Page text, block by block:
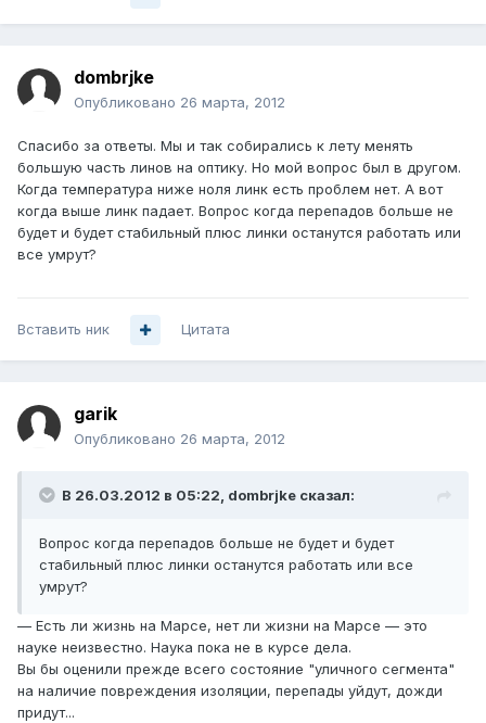
dombrjke
Опубликовано 26 марта, 2012
Спасибо за ответы. Мы и так собирались к лету менять
большую часть линов на оптику. Но мой вопрос был в другом.
Когда температура ниже ноля линк есть проблем нет. А вот
когда выше линк падает. Вопрос когда перепадов больше не
будет и будет стабильный плюс линки останутся работать или
все умрут?
Вставить ник Цитата
garik
Опубликовано 26 марта, 2012
В 26.03.2012 в 05:22, dombrjke сказал:
Вопрос когда перепадов больше не будет и будет
стабильный плюс линки останутся работать или все
умрут?
— Есть ли жизнь на Марсе, нет ли жизни на Марсе — это
науке неизвестно. Наука пока не в курсе дела.
Вы бы оценили прежде всего состояние "уличного сегмента"
на наличие повреждения изоляции, перепады уйдут, дожди
придут...